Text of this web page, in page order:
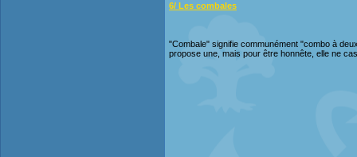
6/ Les combales
"Combale" signifie communément "combo à
propose une, mais pour être honnête, elle ne